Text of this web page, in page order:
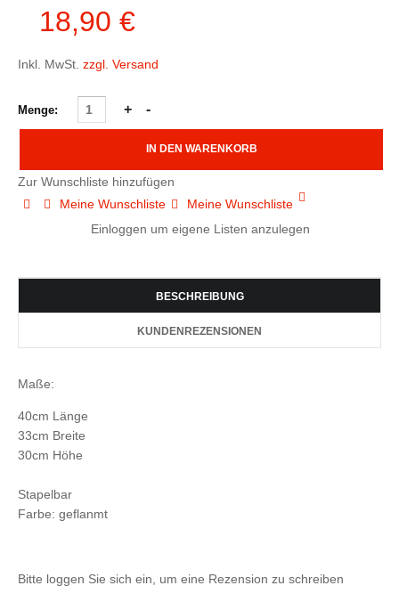
18,90 €
Inkl. MwSt. zzgl. Versand
Menge:
Zur Wunschliste hinzufügen
Meine Wunschliste
Meine Wunschliste
Einloggen um eigene Listen anzulegen
BESCHREIBUNG
KUNDENREZENSIONEN
Maße:
40cm Länge
33cm Breite
30cm Höhe
Stapelbar
Farbe: geflanmt
Bitte loggen Sie sich ein, um eine Rezension zu schreiben